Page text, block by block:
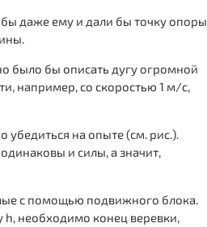
бы даже ему и дали бы точку опоры
было бы описать дугу огромной
например, со скоростью 1 м/с,
убедиться на опыте (см. рис.).
и силы, а значит,
с помощью подвижного блока.
необходимо конец веревки,